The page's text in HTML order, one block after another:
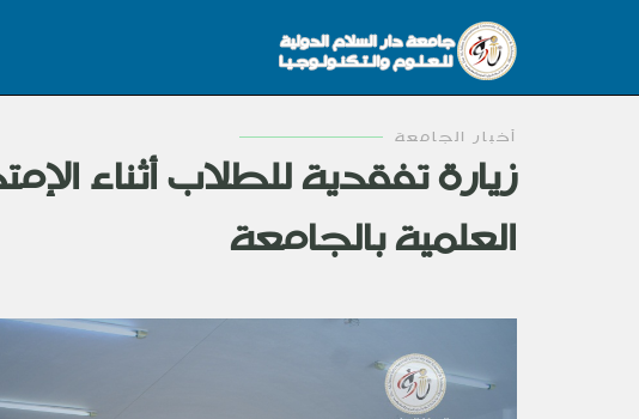
أخبار الجامعة
زيارة تفقدية للطلاب أثناء
العلمية بالجامعة